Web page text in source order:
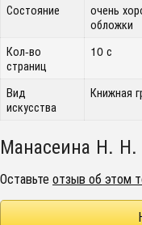
Состояние
очень
обложки
Кол-во
страниц
10 с
Вид
искусства
Книжная
Манасеина Н.
Оставьтеотзыв об этом